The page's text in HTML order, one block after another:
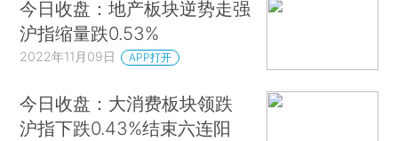
今日收盘：地产板块逆势走强
沪指缩量跌0.53%
2022年11月09日 APP打开
今日收盘：大消费板块领跌
沪指下跌0.43%结束六连阳